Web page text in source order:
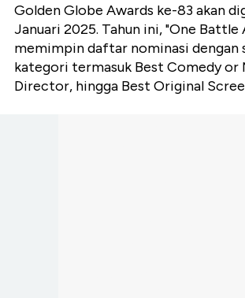
Golden Globe Awards ke-83 akan
Januari 2025. Tahun ini, "One
memimpin daftar nominasi dengan
kategori termasuk Best Comedy or
Director, hingga Best Original